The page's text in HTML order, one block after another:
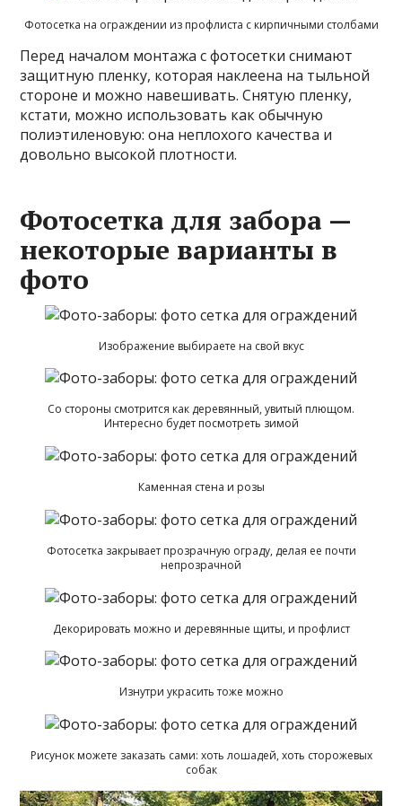
Фотосетка на ограждении из профлиста с кирпичными столбами
Перед началом монтажа с фотосетки снимают
защитную пленку, которая наклеена на тыльной
стороне и можно навешивать. Снятую пленку,
кстати, можно использовать как обычную
полиэтиленовую: она неплохого качества и
довольно высокой плотности.
Фотосетка для забора —
некоторые варианты в
фото
Изображение выбираете на свой вкус
Со стороны смотрится как деревянный, увитый плющом.
Интересно будет посмотреть зимой
Каменная стена и розы
Фотосетка закрывает прозрачную ограду, делая ее почти
непрозрачной
Декорировать можно и деревянные щиты, и профлист
Изнутри украсить тоже можно
Рисунок можете заказать сами: хоть лошадей, хоть сторожевых
собак